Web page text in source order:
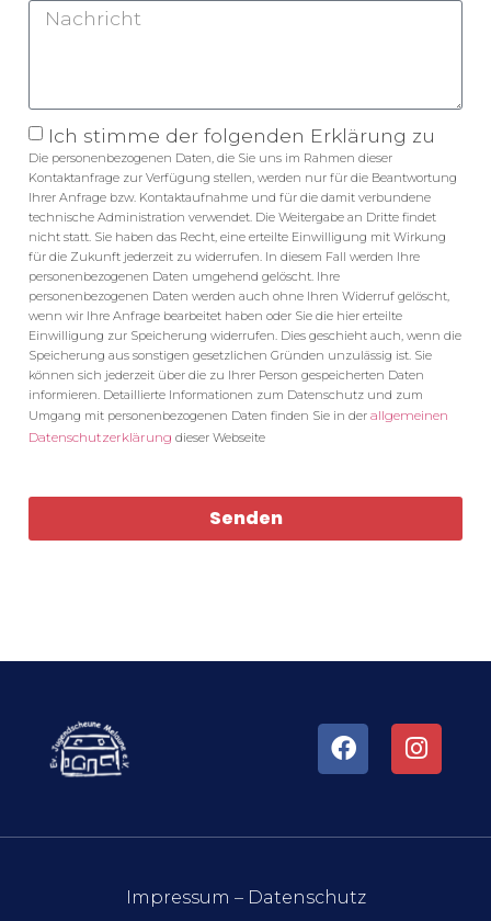
Ich stimme der folgenden Erklärung zu
Die personenbezogenen Daten, die Sie uns im Rahmen dieser
Kontaktanfrage zur Verfügung stellen, werden nur für die Beantwortung
Ihrer Anfrage bzw. Kontaktaufnahme und für die damit verbundene
technische Administration verwendet. Die Weitergabe an Dritte findet
nicht statt. Sie haben das Recht, eine erteilte Einwilligung mit Wirkung
für die Zukunft jederzeit zu widerrufen. In diesem Fall werden Ihre
personenbezogenen Daten umgehend gelöscht. Ihre
personenbezogenen Daten werden auch ohne Ihren Widerruf gelöscht,
wenn wir Ihre Anfrage bearbeitet haben oder Sie die hier erteilte
Einwilligung zur Speicherung widerrufen. Dies geschieht auch, wenn die
Speicherung aus sonstigen gesetzlichen Gründen unzulässig ist. Sie
können sich jederzeit über die zu Ihrer Person gespeicherten Daten
informieren. Detaillierte Informationen zum Datenschutz und zum
Umgang mit personenbezogenen Daten finden Sie in der allgemeinen
Datenschutzerklärung dieser Webseite
Senden
Impressum – Datenschutz